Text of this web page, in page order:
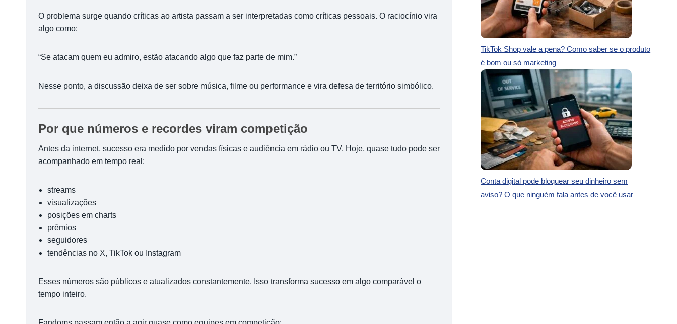
O problema surge quando críticas ao artista passam a ser interpretadas como críticas pessoais. O raciocínio vira
algo como:
“Se atacam quem eu admiro, estão atacando algo que faz parte de mim.”
Nesse ponto, a discussão deixa de ser sobre música, filme ou performance e vira defesa de território simbólico.
Por que números e recordes viram competição
Antes da internet, sucesso era medido por vendas físicas e audiência em rádio ou TV. Hoje, quase tudo pode ser
acompanhado em tempo real:
streams
visualizações
posições em charts
prêmios
seguidores
tendências no X, TikTok ou Instagram
Esses números são públicos e atualizados constantemente. Isso transforma sucesso em algo comparável o
tempo inteiro.
TikTok Shop vale a pena? Como saber se o produto
é bom ou só marketing
Conta digital pode bloquear seu dinheiro sem
aviso? O que ninguém fala antes de você usar